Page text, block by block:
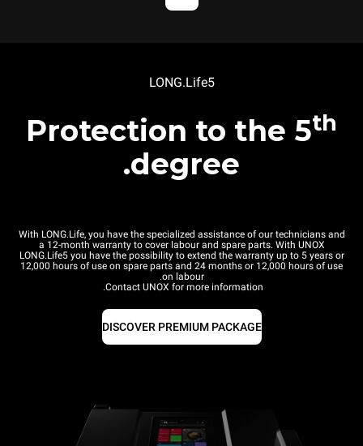
LONG.Life5
Protection to the 5th
degree.
With LONG.Life, you have the specialized assistance of our technicians and
a 12-month warranty to cover labour and spare parts. With UNOX
LONG.Life5 you have the possibility to extend the warranty up to 5 years or
12,000 hours of use on spare parts and 24 months or 12,000 hours of use
on labour.
Contact UNOX for more information.
DISCOVER PREMIUM PACKAGE